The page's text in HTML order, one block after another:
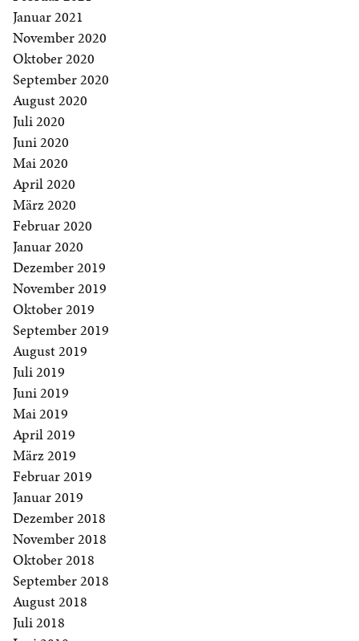
Januar 2021
November 2020
Oktober 2020
September 2020
August 2020
Juli 2020
Juni 2020
Mai 2020
April 2020
März 2020
Februar 2020
Januar 2020
Dezember 2019
November 2019
Oktober 2019
September 2019
August 2019
Juli 2019
Juni 2019
Mai 2019
April 2019
März 2019
Februar 2019
Januar 2019
Dezember 2018
November 2018
Oktober 2018
September 2018
August 2018
Juli 2018